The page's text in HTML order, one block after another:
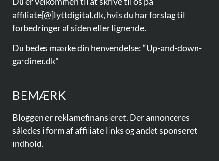
affiliate[@]lyttdigital.dk, hvis du har forslag til
forbedringer af siden eller lignende.
Du bedes mærke din henvendelse: “Up-and-down-
gardiner.dk”
BEMÆRK
Bloggen er reklamefinansieret. Der annonceres
således i form af affiliate links og andet sponseret
indhold.